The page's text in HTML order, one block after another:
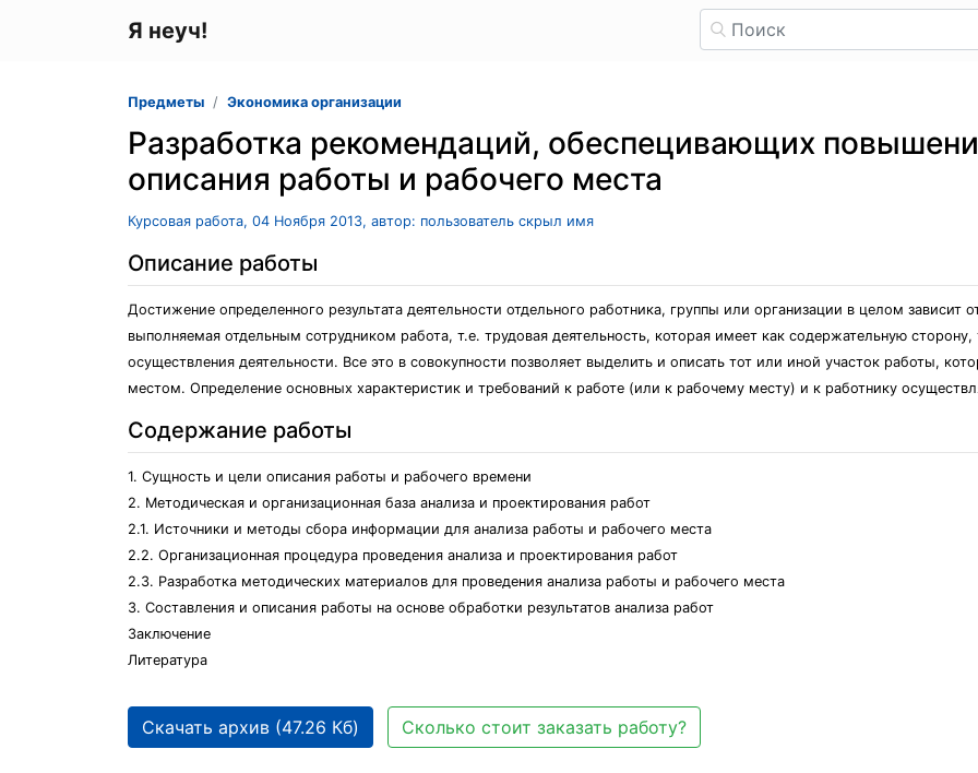
Я неуч!
Предметы Экономика организации
Разработка рекомендаций, обеспецивающих
описания работы и рабочего места
Курсовая работа, 04 Ноября 2013, автор: пользователь скрыл имя
Описание работы
Достижение определенного результата деятельности отдельного работника, группы или организации в целом
выполняемая отдельным сотрудником работа, т.е. трудовая деятельность, которая имеет как содержательную
осуществления деятельности. Все это в совокупности позволяет выделить и описать тот или иной участок работы,
местом. Определение основных характеристик и требований к работе (или к рабочему месту) и к работнику
Содержание работы
1. Сущность и цели описания работы и рабочего времени
2. Методическая и организационная база анализа и проектирования работ
2.1. Источники и методы сбора информации для анализа работы и рабочего места
2.2. Организационная процедура проведения анализа и проектирования работ
2.3. Разработка методических материалов для проведения анализа работы и рабочего места
3. Составления и описания работы на основе обработки результатов анализа работ
Заключение
Литература
Скачать архив (47.26 Кб) Сколько стоит заказать работу?